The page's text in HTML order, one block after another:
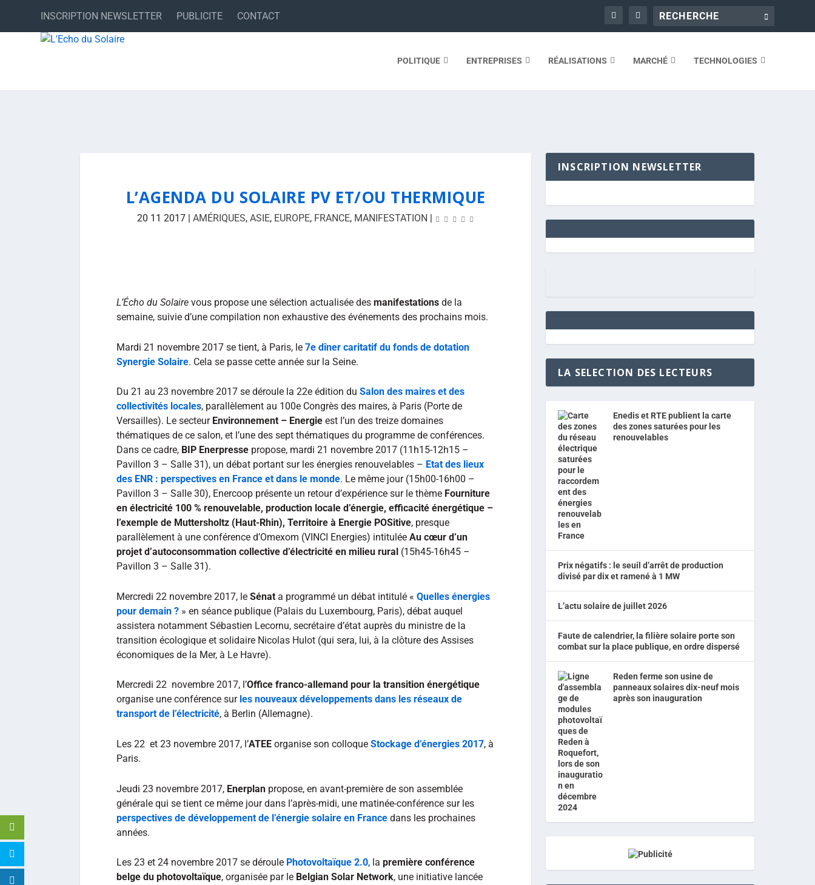
INSCRIPTION NEWSLETTER PUBLICITE CONTACT
POLITIQUE ENTREPRISES RÉALISATIONS MARCHÉ TECHNOLOGIES
L’AGENDA DU SOLAIRE PV ET/OU THERMIQUE
20 11 2017| AMÉRIQUES, ASIE, EUROPE, FRANCE, MANIFESTATION |
L’Écho du Solaire vous propose une sélection actualisée des manifestations de la
semaine, suivie d’une compilation non exhaustive des événements des prochains mois.
Mardi 21 novembre 2017 se tient, à Paris, le 7e dîner caritatif du fonds de dotation
Synergie Solaire. Cela se passe cette année sur la Seine.
Du 21 au 23 novembre 2017 se déroule la 22e édition du Salon des maires et des
collectivités locales, parallèlement au 100e Congrès des maires, à Paris (Porte de
Versailles). Le secteur Environnement – Energie est l’un des treize domaines
thématiques de ce salon, et l’une des sept thématiques du programme de conférences.
Dans ce cadre, BIP Enerpresse propose, mardi 21 novembre 2017 (11h15-12h15 –
Pavillon 3 – Salle 31), un débat portant sur les énergies renouvelables – Etat des lieux
des ENR : perspectives en France et dans le monde. Le même jour (15h00-16h00 –
Pavillon 3 – Salle 30), Enercoop présente un retour d’expérience sur le thème Fourniture
en électricité 100 % renouvelable, production locale d’énergie, efficacité énergétique –
l’exemple de Muttersholtz (Haut-Rhin), Territoire à Energie POSitive, presque
parallèlement à une conférence d’Omexom (VINCI Energies) intitulée Au cœur d’un
projet d’autoconsommation collective d’électricité en milieu rural (15h45-16h45 –
Pavillon 3 – Salle 31).
Mercredi 22 novembre 2017, le Sénat a programmé un débat intitulé « Quelles énergies
pour demain ? » en séance publique (Palais du Luxembourg, Paris), débat auquel
assistera notamment Sébastien Lecornu, secrétaire d’état auprès du ministre de la
transition écologique et solidaire Nicolas Hulot (qui sera, lui, à la clôture des Assises
économiques de la Mer, à Le Havre).
Mercredi 22 novembre 2017, l’Office franco-allemand pour la transition énergétique
organise une conférence surles nouveaux développements dans les réseaux de
transport de l’électricité, à Berlin (Allemagne).
Les 22 et 23 novembre 2017, l’ATEE organise son colloque Stockage d’énergies 2017, à
Paris.
Jeudi 23 novembre 2017, Enerplan propose, en avant-première de son assemblée
générale qui se tient ce même jour dans l’après-midi, une matinée-conférence sur les
perspectives de développement de l’énergie solaire en France dans les prochaines
années.
Les 23 et 24 novembre 2017 se déroule Photovoltaïque 2.0, la première conférence
belge du photovoltaïque, organisée par le Belgian Solar Network, une initiative lancée
INSCRIPTION NEWSLETTER
LA SELECTION DES LECTEURS
Enedis et RTE publient la carte
des zones saturées pour les
renouvelables
Prix négatifs : le seuil d’arrêt de production
divisé par dix et ramené à 1 MW
L’actu solaire de juillet 2026
Faute de calendrier, la filière solaire porte son
combat sur la place publique, en ordre dispersé
Reden ferme son usine de
panneaux solaires dix-neuf mois
après son inauguration